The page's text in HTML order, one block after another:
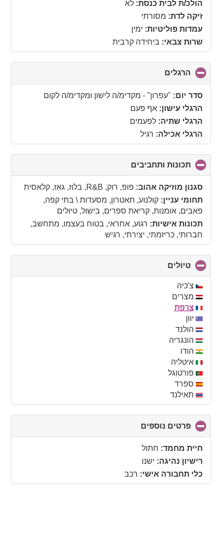
הולכ/ת לבית כנסת: לא
זיקה לדת: מסורתי
עמדות פוליטיות: ימין
שרות צבאי: ביחידה קרבית
הרגלים
to
collapse
contents
סדר יום: "עפרון" - מקדימ/ה לישון ומקדימ/ה לקום
הרגלי עישון: אף פעם
הרגלי שתיה: לפעמים
הרגלי אכילה: רגיל
תכונות ותחביבים
to
collapse
סגנון מוזיקה אהוב: פופ, רוק, R&B, בלוז, גאז, קלאסית
תחומי עניין: קולנוע, תאטרון, מסעדות \ בתי קפה,
פאבים, אומנות, קריאת ספרים, בישול, טיולים
תכונות אישיות: רגוע, אחראי, בטוח בעצמו, מתחשב,
חברותי, כריזמתי, יצירתי, רגיש
טיולים
to
צ'כיה
מצרים
צרפת
יוון
הולנד
הונגריה
הודו
איטליה
פורטוגל
ספרד
תאילנד
פרטים נוספים
to
חיית מחמד: חתול
רישיון נהיגה: ישנו
כלי תחבורה אישי: רכב